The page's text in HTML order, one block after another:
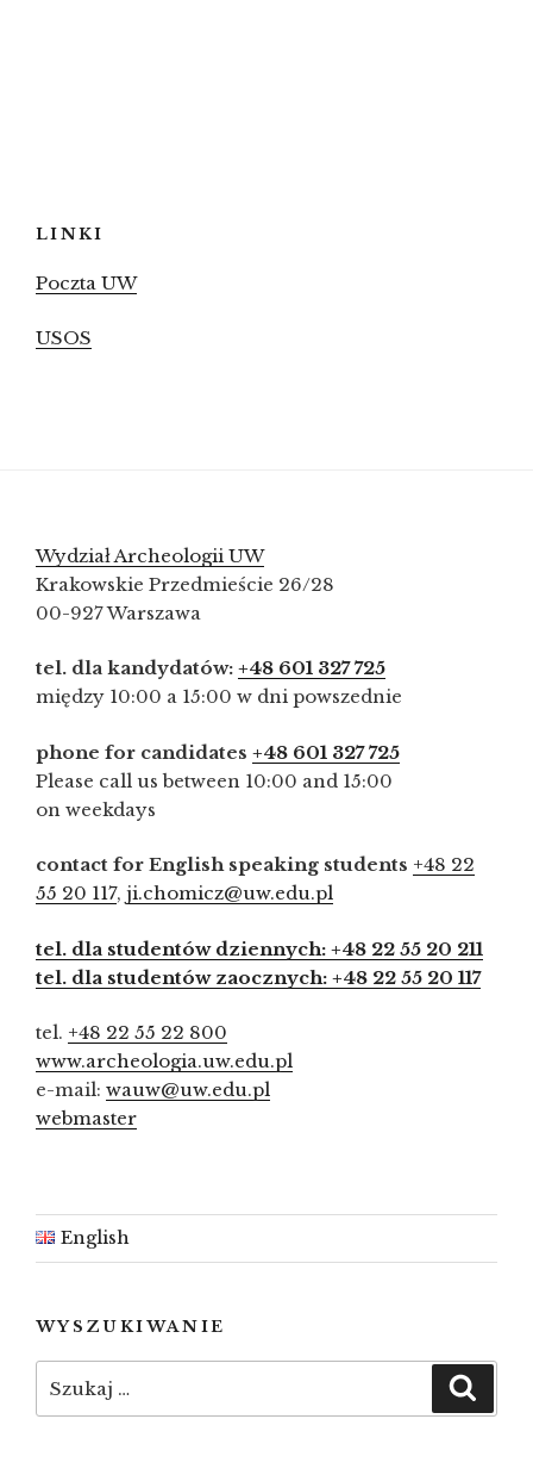
LINKI
Poczta UW
USOS
Wydział Archeologii UW
Krakowskie Przedmieście 26/28
00-927 Warszawa
tel. dla kandydatów: +48 601 327 725
między 10:00 a 15:00 w dni powszednie
phone for candidates +48 601 327 725
Please call us between 10:00 and 15:00
on weekdays
contact for English speaking students +48 22
55 20 117, ji.chomicz@uw.edu.pl
tel. dla studentów dziennych: +48 22 55 20 211
tel. dla studentów zaocznych: +48 22 55 20 117
tel. +48 22 55 22 800
www.archeologia.uw.edu.pl
e-mail: wauw@uw.edu.pl
webmaster
English
WYSZUKIWANIE